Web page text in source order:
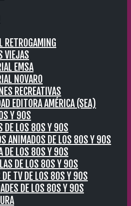
RETROGAMING
VIEJAS
EMSA
NOVARO
RECREATIVAS
EDITORA AMÉRICA (SEA)
Y 90S
DE LOS 80S Y 90S
ANIMADOS DE LOS 80S Y 90S
DE LOS 80S Y 90S
DE LOS 80S Y 90S
DE TV DE LOS 80S Y 90S
DE LOS 80S Y 90S